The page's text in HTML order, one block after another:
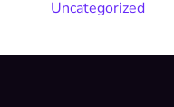
Uncategorized